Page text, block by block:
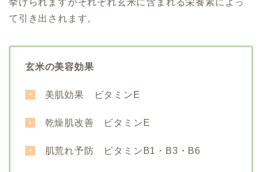
挙げられますがそれぞれ玄米に含まれる栄養素によっ
て引き出されます。
玄米の美容効果
・ 美肌効果 ビタミンE
・ 乾燥肌改善 ビタミンE
・ 肌荒れ予防 ビタミンB1・B3・B6